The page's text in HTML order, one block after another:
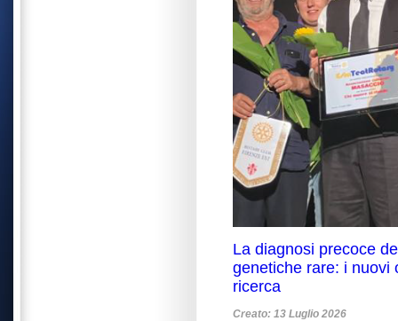
La diagnosi precoce
genetiche rare: i nuovi
ricerca
Creato: 13 Luglio 2026